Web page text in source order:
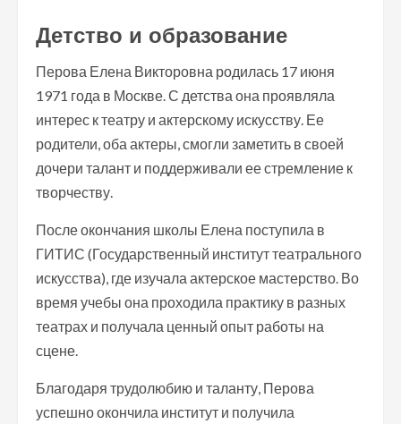
Детство и образование
Перова Елена Викторовна родилась 17 июня
1971 года в Москве. С детства она проявляла
интерес к театру и актерскому искусству. Ее
родители, оба актеры, смогли заметить в своей
дочери талант и поддерживали ее стремление к
творчеству.
После окончания школы Елена поступила в
ГИТИС (Государственный институт театрального
искусства), где изучала актерское мастерство. Во
время учебы она проходила практику в разных
театрах и получала ценный опыт работы на
сцене.
Благодаря трудолюбию и таланту, Перова
успешно окончила институт и получила